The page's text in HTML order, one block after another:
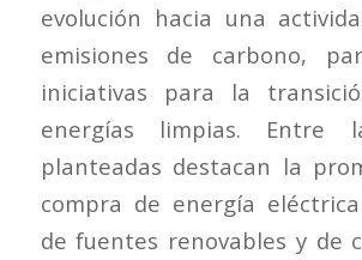
evolución hacia una
emisiones de carbono,
iniciativas para la
energías limpias. Entre
planteadas destacan la
compra de energía
de fuentes renovables y de